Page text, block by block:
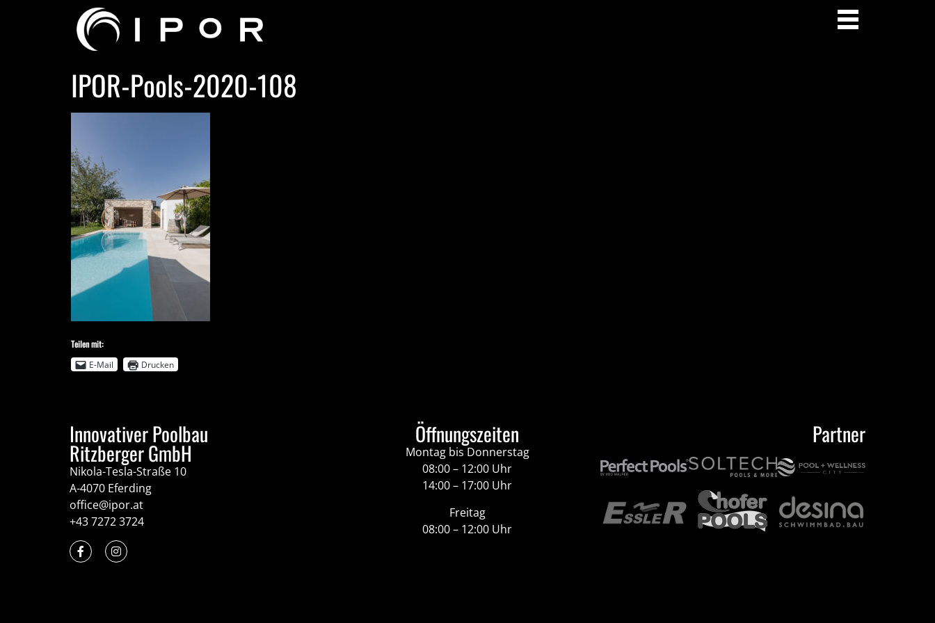
IPOR-Pools-2020-108
Teilen mit:
E-Mail
Drucken
Innovativer Poolbau
Ritzberger GmbH
Nikola-Tesla-Straße 10
A-4070 Eferding
office@ipor.at
+43 7272 3724
Öffnungszeiten
Montag bis Donnerstag
08:00 – 12:00 Uhr
14:00 – 17:00 Uhr
Freitag
08:00 – 12:00 Uhr
Partner